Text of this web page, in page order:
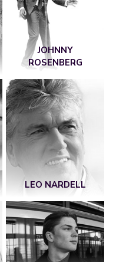
JOHNNY
ROSENBERG
LEO NARDELL